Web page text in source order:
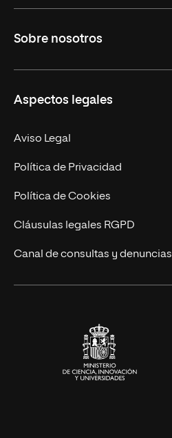
Másteres Oficiales
Doctorados
Experto Universitario
Postgrados
Cursos Universitarios
Sobre nosotros
Facultades
Nuestro Equipo
Trabaja en UNIR
Actualidad
UNIR Revista
Eventos
Aspectos legales
Aviso Legal
Política de Privacidad
Política de Cookies
Cláusulas legales RGPD
Canal de consultas y denuncias